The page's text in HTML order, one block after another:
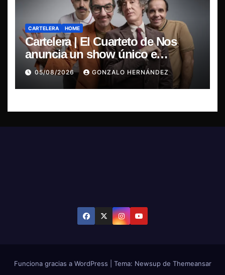
CARTELERA HOME
Cartelera | El Cuarteto de Nos
anuncia un show único e
irrepetible en el Movistar Arena
05/08/2026 GONZALO HERNÁNDEZ
Funciona gracias a WordPress Tema: Newsup de Themeansar